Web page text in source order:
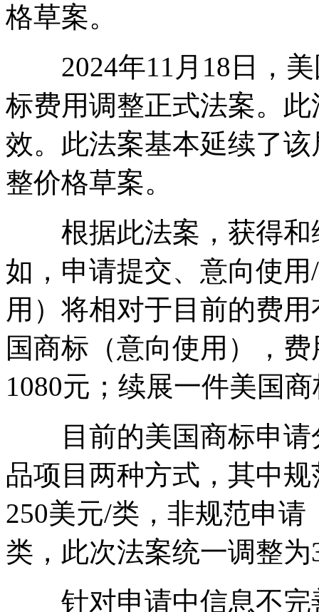
格草案。
2024年11月18日，美
标费用调整正式法案。
效。此法案基本延续了
整价格草案。
根据此法案，获得和
如，申请提交、意向使
用）将相对于目前的费
国商标（意向使用），
1080元；续展一件美国
目前的美国商标申请
品项目两种方式，其中
250美元/类，非规范申请
类，此次法案统一调整为
针对申请中信息不完